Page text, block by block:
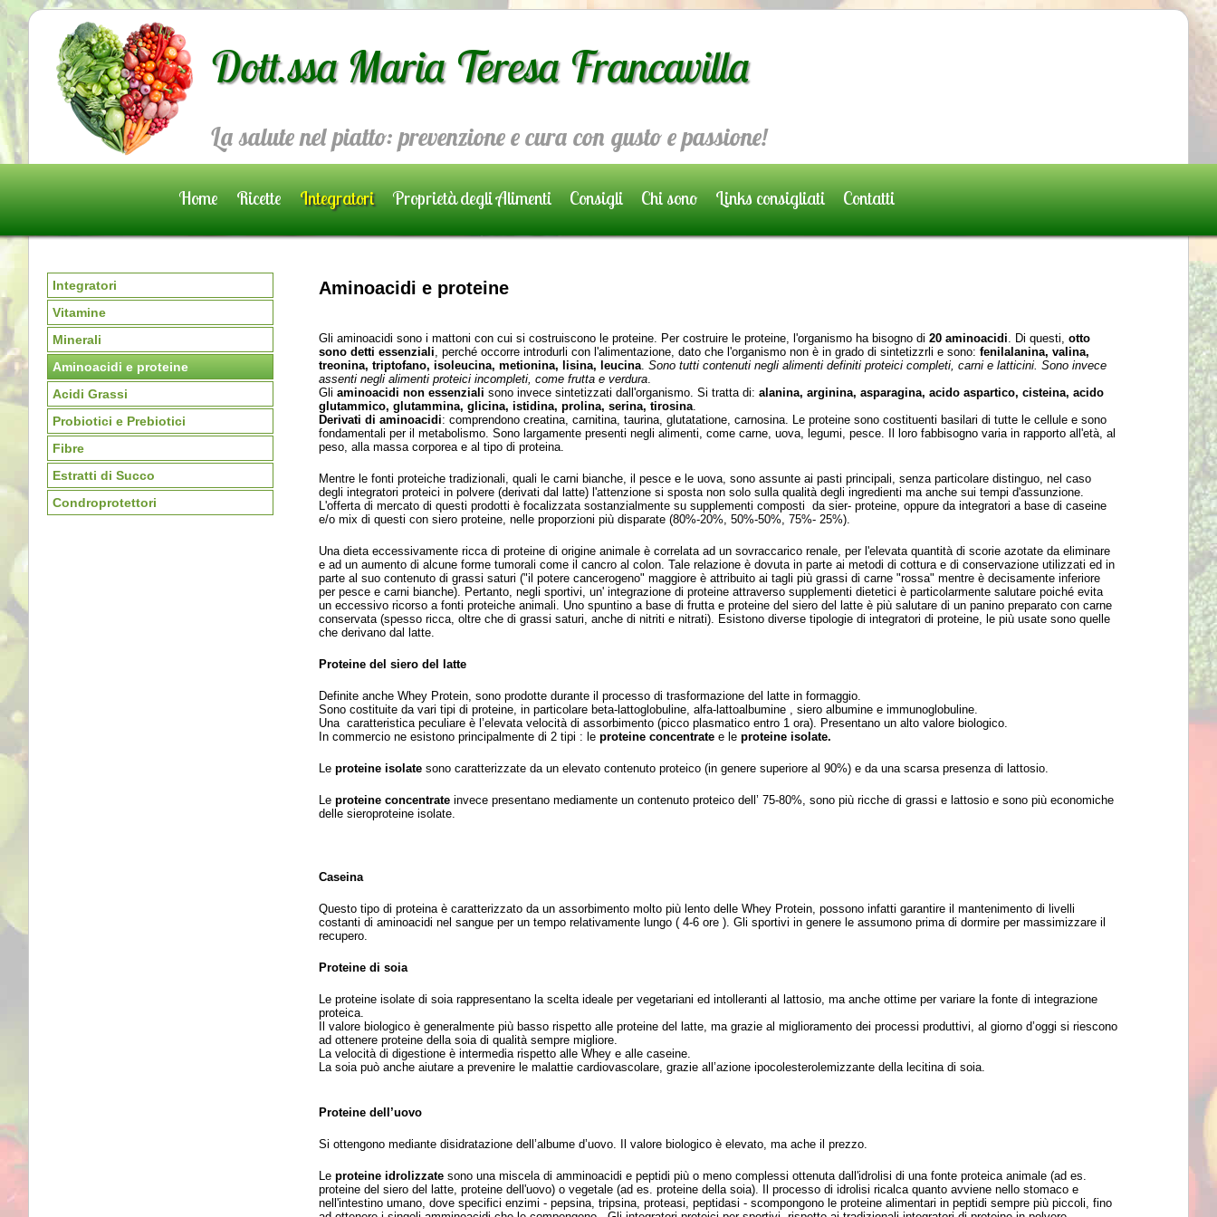
Dott.ssa Maria Teresa Francavilla
La salute nel piatto: prevenzione e cura con gusto e passione!
Home Ricette Integratori Proprietà degli Alimenti Consigli Chi sono Links consigliati Contatti
Prenota una visita
Integratori
Vitamine
Minerali
Aminoacidi e proteine
Acidi Grassi
Probiotici e Prebiotici
Fibre
Estratti di Succo
Condroprotettori
Aminoacidi e proteine
Gli aminoacidi sono i mattoni con cui si costruiscono le proteine. Per costruire le proteine, l'organismo ha bisogno di 20 aminoacidi. Di questi, otto
sono detti essenziali, perché occorre introdurli con l'alimentazione, dato che l'organismo non è in grado di sintetizzrli e sono: fenilalanina, valina,
treonina, triptofano, isoleucina, metionina, lisina, leucina. Sono tutti contenuti negli alimenti definiti proteici completi, carni e latticini. Sono invece
assenti negli alimenti proteici incompleti, come frutta e verdura.
Gli aminoacidi non essenziali sono invece sintetizzati dall'organismo. Si tratta di: alanina, arginina, asparagina, acido aspartico, cisteina, acido
glutammico, glutammina, glicina, istidina, prolina, serina, tirosina.
Derivati di aminoacidi: comprendono creatina, carnitina, taurina, glutatatione, carnosina. Le proteine sono costituenti basilari di tutte le cellule e sono
fondamentali per il metabolismo. Sono largamente presenti negli alimenti, come carne, uova, legumi, pesce. Il loro fabbisogno varia in rapporto all'età, al
peso, alla massa corporea e al tipo di proteina.
Mentre le fonti proteiche tradizionali, quali le carni bianche, il pesce e le uova, sono assunte ai pasti principali, senza particolare distinguo, nel caso
degli integratori proteici in polvere (derivati dal latte) l'attenzione si sposta non solo sulla qualità degli ingredienti ma anche sui tempi d'assunzione.
L'offerta di mercato di questi prodotti è focalizzata sostanzialmente su supplementi composti da sier- proteine, oppure da integratori a base di caseine
e/o mix di questi con siero proteine, nelle proporzioni più disparate (80%-20%, 50%-50%, 75%- 25%).
Una dieta eccessivamente ricca di proteine di origine animale è correlata ad un sovraccarico renale, per l'elevata quantità di scorie azotate da eliminare
e ad un aumento di alcune forme tumorali come il cancro al colon. Tale relazione è dovuta in parte ai metodi di cottura e di conservazione utilizzati ed in
parte al suo contenuto di grassi saturi ("il potere cancerogeno" maggiore è attribuito ai tagli più grassi di carne "rossa" mentre è decisamente inferiore
per pesce e carni bianche). Pertanto, negli sportivi, un' integrazione di proteine attraverso supplementi dietetici è particolarmente salutare poiché evita
un eccessivo ricorso a fonti proteiche animali. Uno spuntino a base di frutta e proteine del siero del latte è più salutare di un panino preparato con carne
conservata (spesso ricca, oltre che di grassi saturi, anche di nitriti e nitrati). Esistono diverse tipologie di integratori di proteine, le più usate sono quelle
che derivano dal latte.
Proteine del siero del latte
Definite anche Whey Protein, sono prodotte durante il processo di trasformazione del latte in formaggio.
Sono costituite da vari tipi di proteine, in particolare beta-lattoglobuline, alfa-lattoalbumine , siero albumine e immunoglobuline.
Una caratteristica peculiare è l’elevata velocità di assorbimento (picco plasmatico entro 1 ora). Presentano un alto valore biologico.
In commercio ne esistono principalmente di 2 tipi : le proteine concentrate e le proteine isolate.
Le proteine isolate sono caratterizzate da un elevato contenuto proteico (in genere superiore al 90%) e da una scarsa presenza di lattosio.
Le proteine concentrate invece presentano mediamente un contenuto proteico dell’ 75-80%, sono più ricche di grassi e lattosio e sono più economiche
delle sieroproteine isolate.
Caseina
Questo tipo di proteina è caratterizzato da un assorbimento molto più lento delle Whey Protein, possono infatti garantire il mantenimento di livelli
costanti di aminoacidi nel sangue per un tempo relativamente lungo ( 4-6 ore ). Gli sportivi in genere le assumono prima di dormire per massimizzare il
recupero.
Proteine di soia
Le proteine isolate di soia rappresentano la scelta ideale per vegetariani ed intolleranti al lattosio, ma anche ottime per variare la fonte di integrazione
proteica.
Il valore biologico è generalmente più basso rispetto alle proteine del latte, ma grazie al miglioramento dei processi produttivi, al giorno d’oggi si riescono
ad ottenere proteine della soia di qualità sempre migliore.
La velocità di digestione è intermedia rispetto alle Whey e alle caseine.
La soia può anche aiutare a prevenire le malattie cardiovascolare, grazie all’azione ipocolesterolemizzante della lecitina di soia.
Proteine dell’uovo
Si ottengono mediante disidratazione dell’albume d’uovo. Il valore biologico è elevato, ma ache il prezzo.
Le proteine idrolizzate sono una miscela di amminoacidi e peptidi più o meno complessi ottenuta dall'idrolisi di una fonte proteica animale (ad es.
proteine del siero del latte, proteine dell'uovo) o vegetale (ad es. proteine della soia). Il processo di idrolisi ricalca quanto avviene nello stomaco e
nell'intestino umano, dove specifici enzimi - pepsina, tripsina, proteasi, peptidasi - scompongono le proteine alimentari in peptidi sempre più piccoli, fino